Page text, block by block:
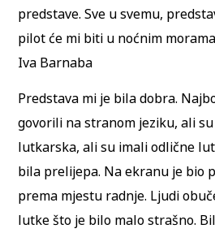
predstave. Sve u svemu,
pilot će mi biti u noćnim
Iva Barnaba
Predstava mi je bila dobra.
govorili na stranom jeziku, ali
lutkarska, ali su imali odlične
bila prelijepa. Na ekranu je bio
prema mjestu radnje. Ljudi
lutke što je bilo malo strašno.